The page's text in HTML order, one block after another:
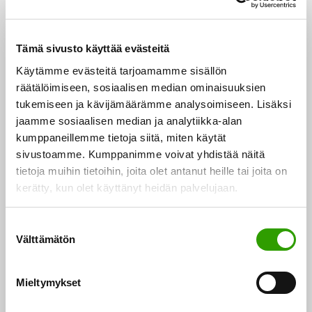
Tämä sivusto käyttää evästeitä
Käytämme evästeitä tarjoamamme sisällön
räätälöimiseen, sosiaalisen median ominaisuuksien
tukemiseen ja kävijämäärämme analysoimiseen. Lisäksi
jaamme sosiaalisen median ja analytiikka-alan
kumppaneillemme tietoja siitä, miten käytät
sivustoamme. Kumppanimme voivat yhdistää näitä
tietoja muihin tietoihin, joita olet antanut heille tai joita on
kerätty, kun olet käyttänyt heidän palvelujaan.
Välttämätön
Mieltymykset
Biotalouspaneeli edistää strategian toteutusta ja
biotalouspaneelin edistämään biotalousstrategian
toteutusta ja lisäämään hallinnon, tutkimuksen,